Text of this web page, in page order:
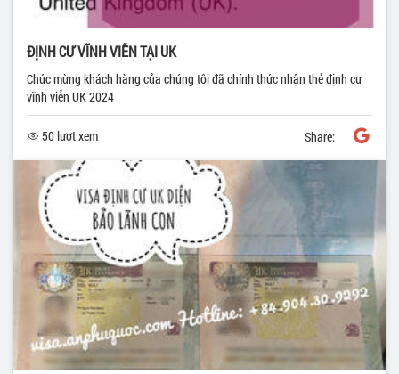
ĐỊNH CƯ VĨNH VIỄN TẠI UK
Chúc mừng khách hàng của chúng tôi đã chính thức nhận thẻ định cư
vĩnh viễn UK 2024
50 lượt xem Share: